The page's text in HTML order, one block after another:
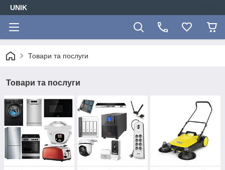
UNIK
Товари та послуги
Товари та послуги